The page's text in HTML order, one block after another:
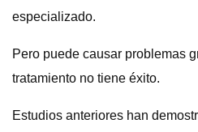
especializado.
Pero puede causar problemas
tratamiento no tiene éxito.
Estudios anteriores han